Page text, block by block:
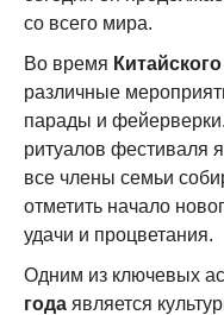
со всего мира.
Во время
различные
парады и
ритуалов фестиваля
все члены семьи
отметить начало
удачи и процветания.
Одним из ключевых
года является